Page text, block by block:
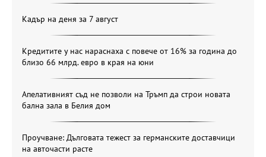
Кадър на деня за 7 август
Кредитите у нас нараснаха с повече от 16% за година до
близо 66 млрд. евро в края на юни
Апелативният съд не позволи на Тръмп да строи новата
бална зала в Белия дом
Проучване: Дълговата тежест за германските доставчици
на авточасти расте